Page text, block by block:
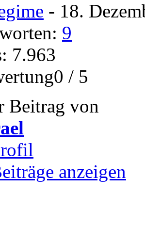
- 18.
9
7.963
/ 5
Beitrag von
anzeigen